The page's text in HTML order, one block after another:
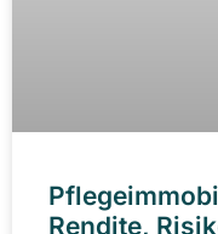
Rendite,